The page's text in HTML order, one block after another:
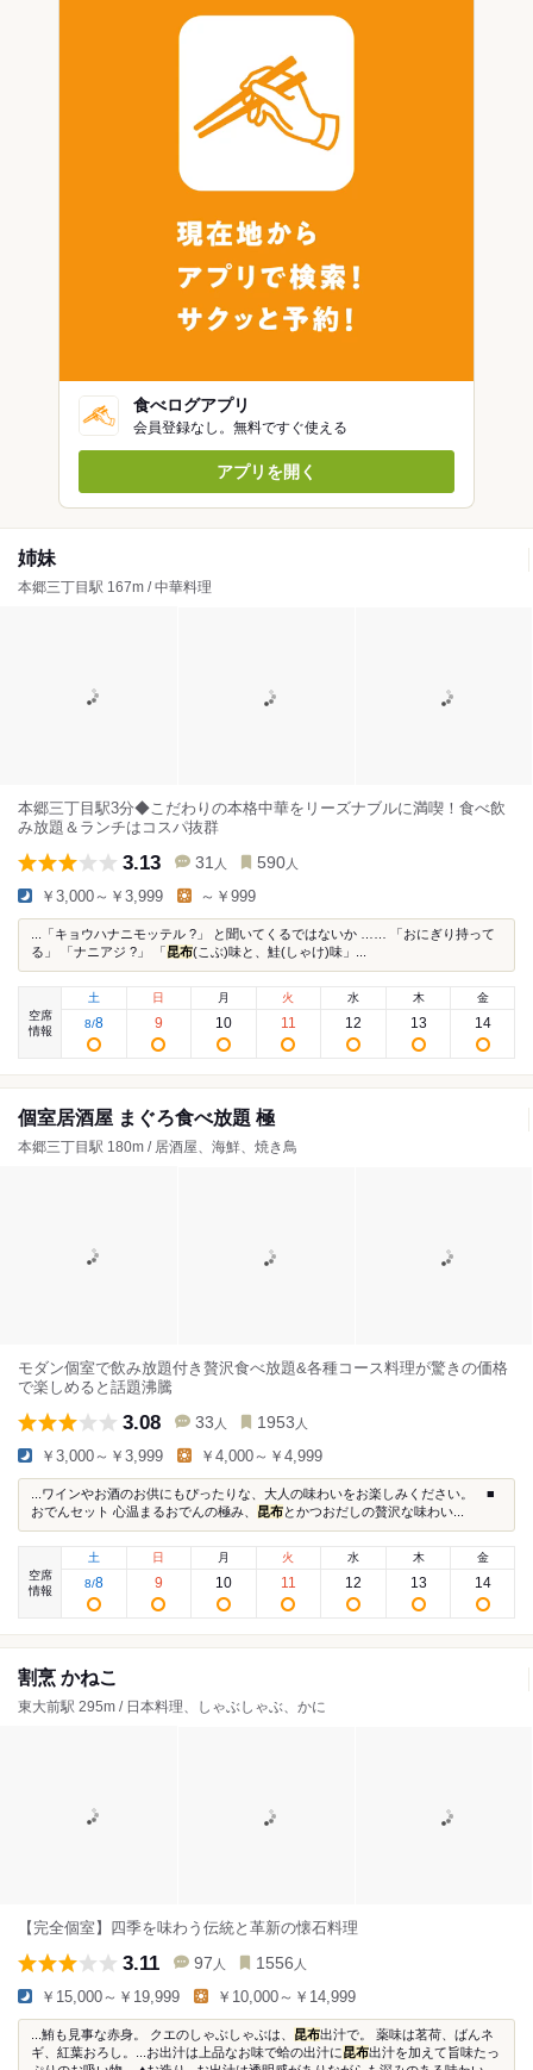
食べログアプリ
会員登録なし。無料ですぐ使える
アプリを開く
姉妹
本郷三丁目駅 167m / 中華料理
本郷三丁目駅3分◆こだわりの本格中華をリーズナブルに満喫！食べ飲
み放題＆ランチはコスパ抜群
3.13 31 人 590 人
￥3,000～￥3,999 ～￥999
...「キョウハナニモッテル ?」 と聞いてくるではないか …… 「おにぎり持って
る」 「ナニアジ ?」 「 昆布(こぶ)味と、鮭(しゃけ)味」...
空席
情報
土
8/8
日
9
月
10
火
11
水
12
木
13
金
14
個室居酒屋 まぐろ食べ放題 極
本郷三丁目駅 180m / 居酒屋、海鮮、焼き鳥
モダン個室で飲み放題付き贅沢食べ放題&各種コース料理が驚きの価格
で楽しめると話題沸騰
3.08 33 人 1953 人
￥3,000～￥3,999 ￥4,000～￥4,999
...ワインやお酒のお供にもぴったりな、大人の味わいをお楽しみください。 ■
おでんセット 心温まるおでんの極み、 昆布とかつおだしの贅沢な味わい...
空席
情報
土
8/8
日
9
月
10
火
11
水
12
木
13
金
14
割烹 かねこ
東大前駅 295m / 日本料理、しゃぶしゃぶ、かに
【完全個室】四季を味わう伝統と革新の懐石料理
3.11 97 人 1556 人
￥15,000～￥19,999 ￥10,000～￥14,999
...鮪も見事な赤身。 クエのしゃぶしゃぶは、 昆布出汁で。 薬味は茗荷、ばんネ
ギ、紅葉おろし。...お出汁は上品なお味で蛤の出汁に昆布出汁を加えて旨味たっ